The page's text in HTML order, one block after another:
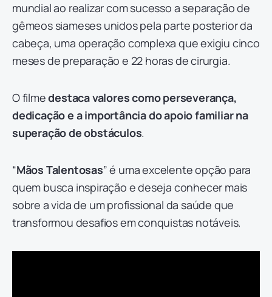
mundial ao realizar com sucesso a separação de
gêmeos siameses unidos pela parte posterior da
cabeça, uma operação complexa que exigiu cinco
meses de preparação e 22 horas de cirurgia.
O filmedestaca valores como perseverança,
dedicação e a importância do apoio familiar na
superação de obstáculos.
“Mãos Talentosas” é uma excelente opção para
quem busca inspiração e deseja conhecer mais
sobre a vida de um profissional da saúde que
transformou desafios em conquistas notáveis.